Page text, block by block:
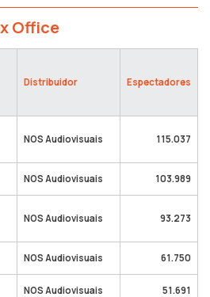
Office
Distribuidor Espectadores
NOS Audiovisuais 115.037
NOS Audiovisuais 103.989
NOS Audiovisuais 93.273
NOS Audiovisuais 61.750
NOS Audiovisuais 51.691